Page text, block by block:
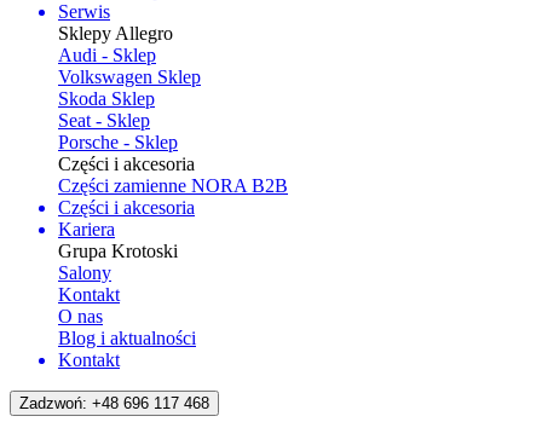
Serwis
Sklepy Allegro
Audi - Sklep
Volkswagen Sklep
Skoda Sklep
Seat - Sklep
Porsche - Sklep
Części i akcesoria
Części zamienne NORA B2B
Części i akcesoria
Kariera
Grupa Krotoski
Salony
Kontakt
O nas
Blog i aktualności
Kontakt
Zadzwoń: +48 696 117 468